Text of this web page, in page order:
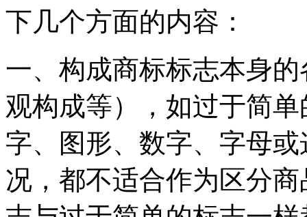
下几个方面的内容：
一、构成商标标志本身
观构成等），如过于简
字、图形、数字、字母
况，都不适合作为区分